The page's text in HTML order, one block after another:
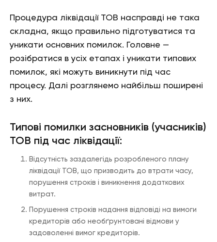
Процедура ліквідації ТОВ насправді не така
складна, якщо правильно підготуватися та
уникати основних помилок. Головне —
розібратися в усіх етапах і уникати типових
помилок, які можуть виникнути під час
процесу. Далі розглянемо найбільш поширені
з них.
Типові помилки засновників (учасників)
ТОВ під час ліквідації:
Відсутність заздалегідь розробленого плану
ліквідації ТОВ, що призводить до втрати часу,
порушення строків і виникнення додаткових
витрат.
Порушення строків надання відповіді на вимоги
кредиторів або необґрунтовані відмови у
задоволенні вимог кредиторів.